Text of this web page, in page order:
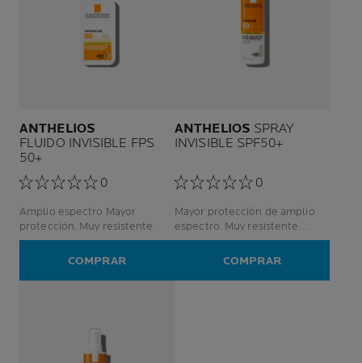
ANTHELIOS
FLUIDO INVISIBLE FPS
50+
0
Amplio espectro Mayor
protección. Muy resistente.
COMPRAR
ANTHELIOS SPRAY
INVISIBLE SPF50+
0
Mayor protección de amplio
espectro. Muy resistente.
Acabado ligero.
COMPRAR